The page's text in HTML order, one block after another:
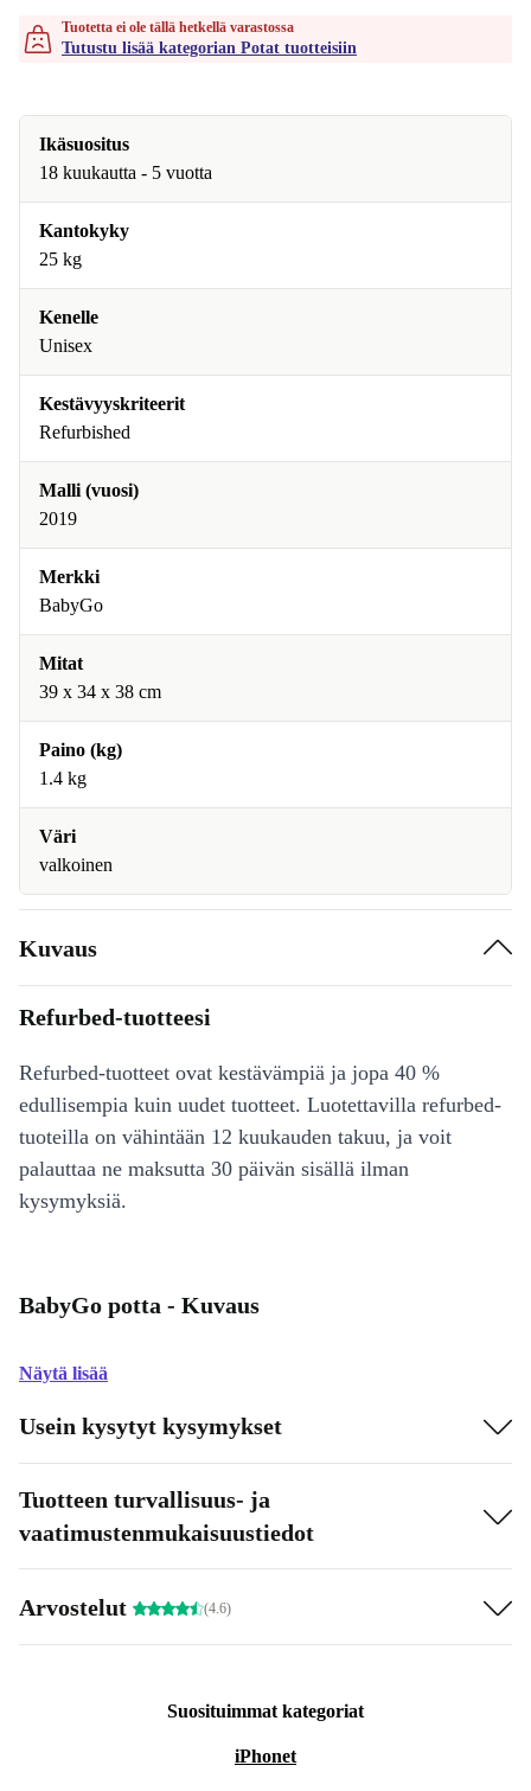
Tuotetta ei ole tällä hetkellä varastossa
Tutustu lisää kategorian Potat tuotteisiin
Ikäsuositus
18 kuukautta - 5 vuotta
Kantokyky
25 kg
Kenelle
Unisex
Kestävyyskriteerit
Refurbished
Malli (vuosi)
2019
Merkki
BabyGo
Mitat
39 x 34 x 38 cm
Paino (kg)
1.4 kg
Väri
valkoinen
Kuvaus
Refurbed-tuotteesi
Refurbed-tuotteet ovat kestävämpiä ja jopa 40 %
edullisempia kuin uudet tuotteet. Luotettavilla refurbed-
tuoteilla on vähintään 12 kuukauden takuu, ja voit
palauttaa ne maksutta 30 päivän sisällä ilman
kysymyksiä.
BabyGo potta - Kuvaus
Näytä lisää
Usein kysytyt kysymykset
Tuotteen turvallisuus- ja
vaatimustenmukaisuustiedot
Arvostelut (4.6)
Suosituimmat kategoriat
iPhonet